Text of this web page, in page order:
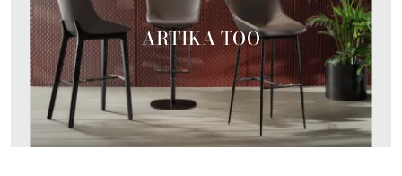
ARTIKA TOO